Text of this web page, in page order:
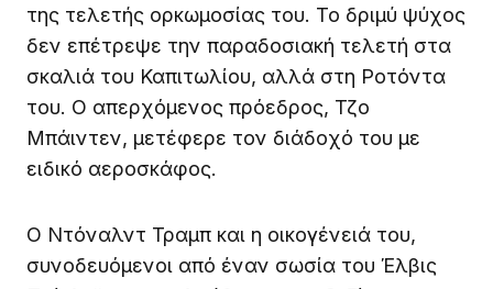
της τελετής ορκωμοσίας του. Το δριμύ ψύχος
δεν επέτρεψε την παραδοσιακή τελετή στα
σκαλιά του Καπιτωλίου, αλλά στη Ροτόντα
του. Ο απερχόμενος πρόεδρος, Τζο
Μπάιντεν, μετέφερε τον διάδοχό του με
ειδικό αεροσκάφος.
Ο Ντόναλντ Τραμπ και η οικογένειά του,
συνοδευόμενοι από έναν σωσία του Έλβις